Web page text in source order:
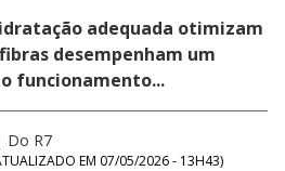
adequada otimizam
desempenham um
funcionamento...
Do R7
EM 07/05/2026 - 13H43)